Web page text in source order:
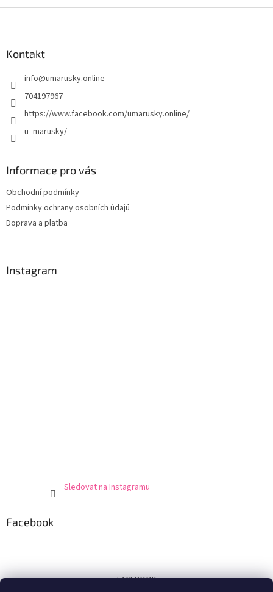
Kontakt
info@umarusky.online
704197967
https://www.facebook.com/umarusky.online/
u_marusky/
Informace pro vás
Obchodní podmínky
Podmínky ochrany osobních údajů
Doprava a platba
Instagram
Sledovat na Instagramu
Facebook
FACEBOOK